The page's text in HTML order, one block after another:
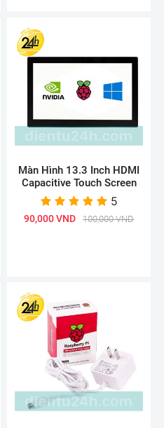
Màn Hình 13.3 Inch HDMI
Capacitive Touch Screen
5
90,000 VND 100,000 VND